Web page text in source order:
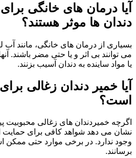
آیا درمان های خانگی
دندان ها موثر هستند؟
بسیاری از درمان های خانگی، مانند آب
می توانند بی اثر و یا حتی مضر باشند.
یا مواد ساینده به دندان آسیب بزنند.
آیا خمیر دندان زغالی
است؟
اگرچه خمیردندان های زغالی محبوبیت
نشان می دهد شواهد کافی برای حمایت از
وجود ندارد. در برخی موارد حتی ممکن
برسانند.